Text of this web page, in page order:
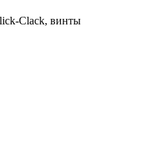
Clack, винты